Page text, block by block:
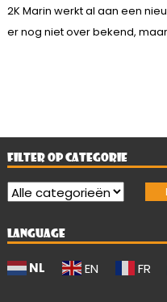
2K Marin werkt al aan een
er nog niet over bekend, maar
FILTER OP CATEGORIE
LANGUAGE
NL EN FR